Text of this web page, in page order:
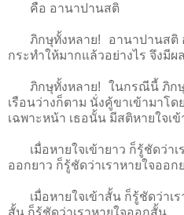
คือ อานาปานสติ
ภิกษุทั้งหลาย! อานาปานสติ
กระทำให้มากแล้วอย่างไร จึงมี
ภิกษุทั้งหลาย! ในกรณีนี้ ภิก
เรือนว่างก็ตาม นั่งคู้ขาเข้ามาโด
เฉพาะหน้า เธอนั้น มีสติหายใจเ
เมื่อหายใจเข้ายาว ก็รู้ชัดว่า
ออกยาว ก็รู้ชัดว่าเราหายใจออก
เมื่อหายใจเข้าสั้น ก็รู้ชัดว่าเ
สั้น ก็รู้ชัดว่าเราหายใจออกสั้น